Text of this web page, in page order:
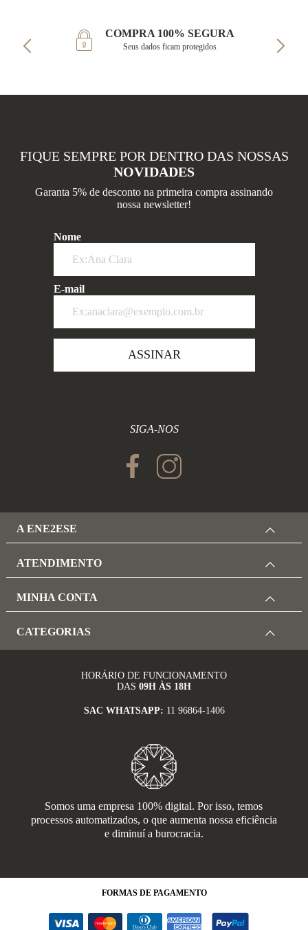
COMPRA 100% SEGURA
Seus dados ficam protegidos
FIQUE SEMPRE POR DENTRO DAS NOSSAS
NOVIDADES
Garanta 5% de desconto na primeira compra assinando
nossa newsletter!
Nome
E-mail
ASSINAR
SIGA-NOS
A ENE2ESE
ATENDIMENTO
MINHA CONTA
CATEGORIAS
HORÁRIO DE FUNCIONAMENTO
DAS 09H ÀS 18H
SAC WHATSAPP: 11 96864-1406
Somos uma empresa 100% digital. Por isso, temos
processos automatizados, o que aumenta nossa eficiência
e diminuí a burocracia.
FORMAS DE PAGAMENTO